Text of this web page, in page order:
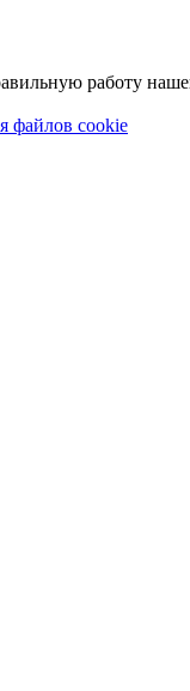
работу
файлов cookie